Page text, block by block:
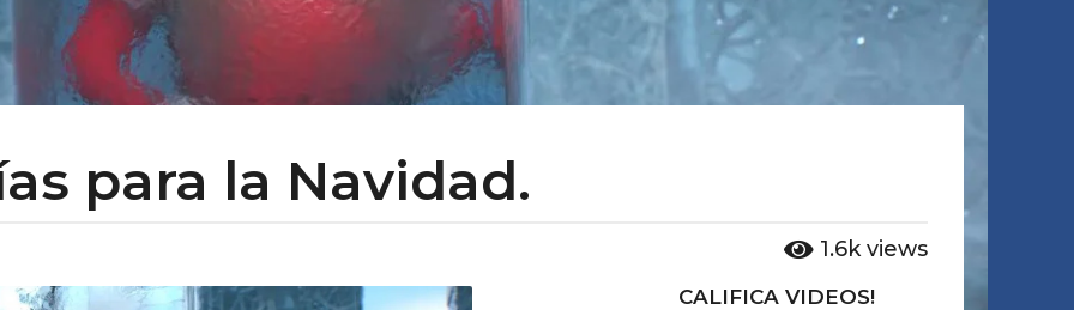
para la Navidad.
1.6k views
CALIFICA VIDEOS!